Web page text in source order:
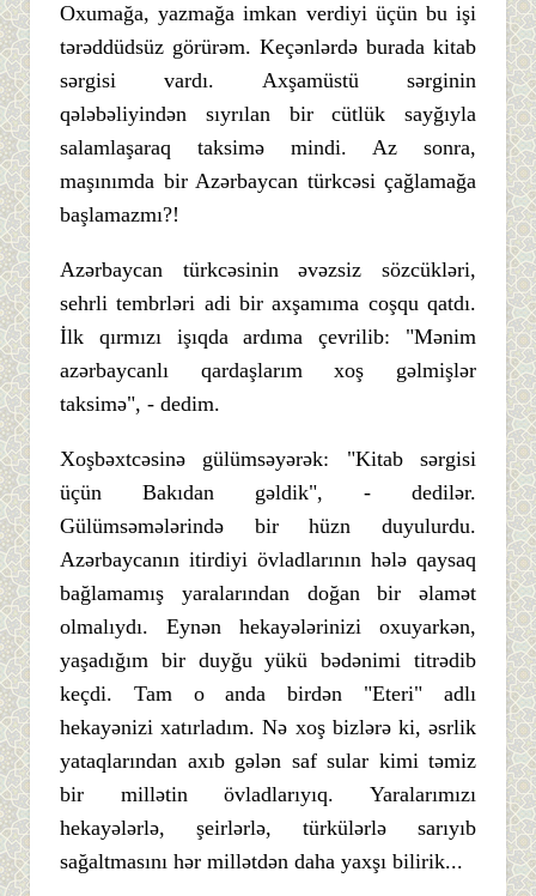
Oxumağa, yazmağa imkan verdiyi üçün bu işi
tərəddüdsüz görürəm. Keçənlərdə burada kitab
sərgisi vardı. Axşamüstü sərginin
qələbəliyindən sıyrılan bir cütlük sayğıyla
salamlaşaraq taksimə mindi. Az sonra,
maşınımda bir Azərbaycan türkcəsi çağlamağa
başlamazmı?!
Azərbaycan türkcəsinin əvəzsiz sözcükləri,
sehrli tembrləri adi bir axşamıma coşqu qatdı.
İlk qırmızı işıqda ardıma çevrilib: "Mənim
azərbaycanlı qardaşlarım xoş gəlmişlər
taksimə", - dedim.
Xoşbəxtcəsinə gülümsəyərək: "Kitab sərgisi
üçün Bakıdan gəldik", - dedilər.
Gülümsəmələrində bir hüzn duyulurdu.
Azərbaycanın itirdiyi övladlarının hələ qaysaq
bağlamamış yaralarından doğan bir əlamət
olmalıydı. Eynən hekayələrinizi oxuyarkən,
yaşadığım bir duyğu yükü bədənimi titrədib
keçdi. Tam o anda birdən "Eteri" adlı
hekayənizi xatırladım. Nə xoş bizlərə ki, əsrlik
yataqlarından axıb gələn saf sular kimi təmiz
bir millətin övladlarıyıq. Yaralarımızı
hekayələrlə, şeirlərlə, türkülərlə sarıyıb
sağaltmasını hər millətdən daha yaxşı bilirik...